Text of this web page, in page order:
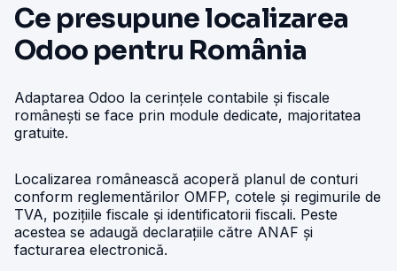
Ce presupune localizarea
Odoo pentru România
Adaptarea Odoo la cerințele contabile și fiscale
românești se face prin module dedicate, majoritatea
gratuite.
Localizarea românească acoperă planul de conturi
conform reglementărilor OMFP, cotele și regimurile de
TVA, pozițiile fiscale și identificatorii fiscali. Peste
acestea se adaugă declarațiile către ANAF și
facturarea electronică.